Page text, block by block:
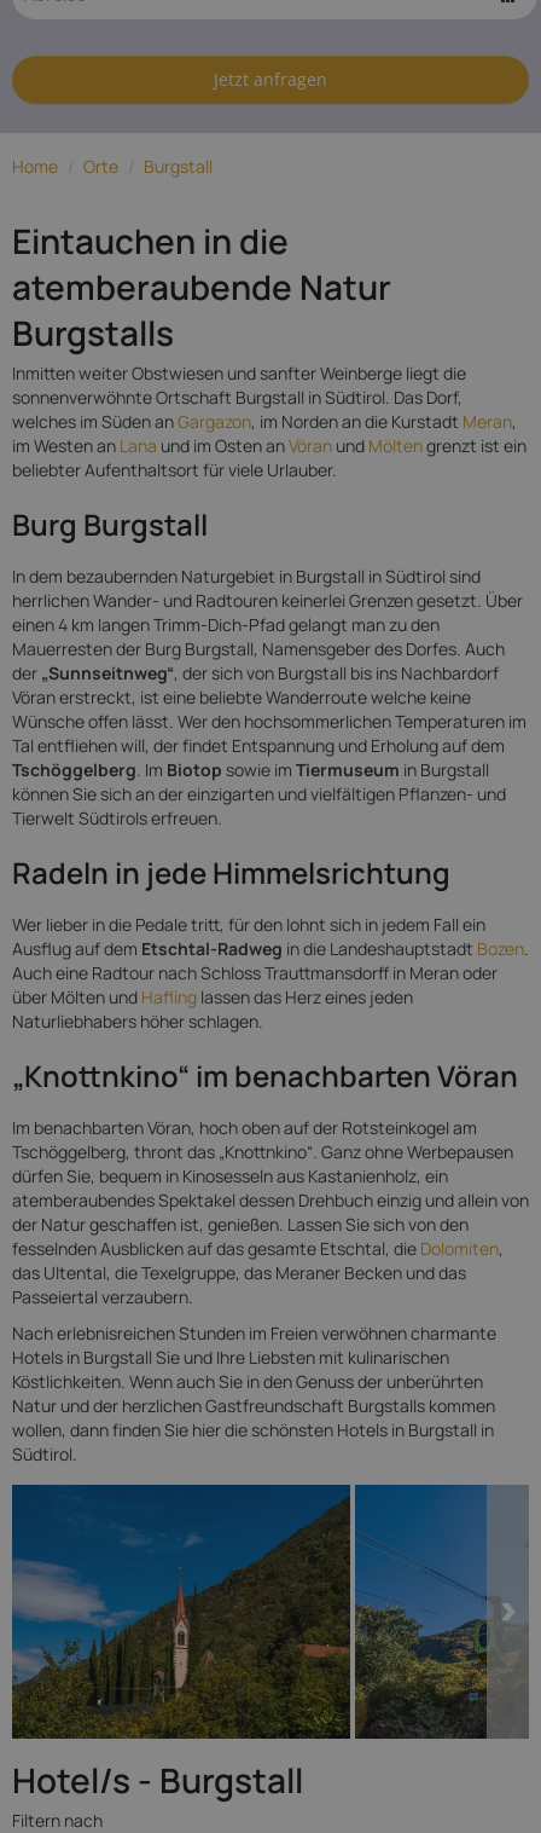
Hotels in
BurgstallJetzt anfragen
Home / Orte / Burgstall
Eintauchen in die
atemberaubende Natur
Burgstalls
Inmitten weiter Obstwiesen und sanfter Weinberge liegt die
sonnenverwöhnte Ortschaft Burgstall in Südtirol. Das Dorf,
welches im Süden anGargazon, im Norden an die Kurstadt Meran,
im Westen an Lana und im Osten anVöran und Möltengrenzt ist ein
beliebter Aufenthaltsort für viele Urlauber.
Burg Burgstall
In dem bezaubernden Naturgebiet in Burgstall in Südtirol sind
herrlichen Wander- und Radtouren keinerlei Grenzen gesetzt. Über
einen 4 km langen Trimm-Dich-Pfad gelangt man zu den
Mauerresten der Burg Burgstall, Namensgeber des Dorfes. Auch
der „Sunnseitnweg“, der sich von Burgstall bis ins Nachbardorf
Vöran erstreckt, ist eine beliebte Wanderroute welche keine
Wünsche offen lässt. Wer den hochsommerlichen Temperaturen im
Tal entfliehen will, der findet Entspannung und Erholung auf dem
Tschöggelberg. Im Biotop sowie im Tiermuseum in Burgstall
können Sie sich an der einzigarten und vielfältigen Pflanzen- und
Tierwelt Südtirols erfreuen.
Radeln in jede Himmelsrichtung
Wer lieber in die Pedale tritt, für den lohnt sich in jedem Fall ein
Ausflug auf dem Etschtal-Radweg in die Landeshauptstadt Bozen.
Auch eine Radtour nach Schloss Trauttmansdorff in Meran oder
über Mölten und Hafling lassen das Herz eines jeden
Naturliebhabers höher schlagen.
„Knottnkino“ im benachbarten Vöran
Im benachbarten Vöran, hoch oben auf der Rotsteinkogel am
Tschöggelberg, thront das „Knottnkino“. Ganz ohne Werbepausen
dürfen Sie, bequem in Kinosesseln aus Kastanienholz, ein
atemberaubendes Spektakel dessen Drehbuch einzig und allein von
der Natur geschaffen ist, genießen. Lassen Sie sich von den
fesselnden Ausblicken auf das gesamte Etschtal, die Dolomiten,
das Ultental, die Texelgruppe, das Meraner Becken und das
Passeiertal verzaubern.
Nach erlebnisreichen Stunden im Freien verwöhnen charmante
Hotels in Burgstall Sie und Ihre Liebsten mit kulinarischen
Köstlichkeiten. Wenn auch Sie in den Genuss der unberührten
Natur und der herzlichen Gastfreundschaft Burgstalls kommen
wollen, dann finden Sie hier die schönsten Hotels in Burgstall in
Südtirol.
Hotel/s - Burgstall
Filtern nach